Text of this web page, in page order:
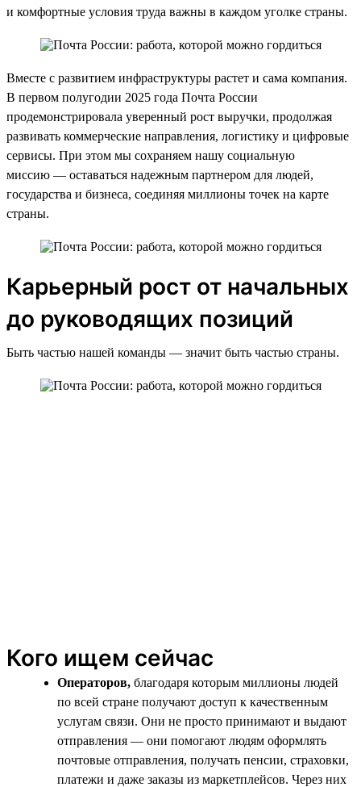
и комфортные условия труда важны в каждом уголке страны.
Вместе с развитием инфраструктуры растет и сама компания.
В первом полугодии 2025 года Почта России
продемонстрировала уверенный рост выручки, продолжая
развивать коммерческие направления, логистику и цифровые
сервисы. При этом мы сохраняем нашу социальную
миссию — оставаться надежным партнером для людей,
государства и бизнеса, соединяя миллионы точек на карте
страны.
Карьерный рост от начальных
до руководящих позиций
Быть частью нашей команды — значит быть частью страны.
Кого ищем сейчас
Операторов, благодаря которым миллионы людей
по всей стране получают доступ к качественным
услугам связи. Они не просто принимают и выдают
отправления — они помогают людям оформлять
почтовые отправления, получать пенсии, страховки,
платежи и даже заказы из маркетплейсов. Через них